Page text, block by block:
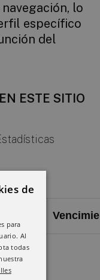
lo
específico
del
ESTE SITIO
de
para
Al
todas